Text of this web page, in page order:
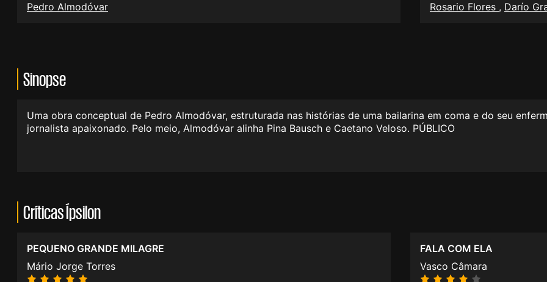
Pedro Almodóvar Rosario Flores , Darío
Sinopse
Uma obra conceptual de Pedro Almodóvar, estruturada nas histórias de uma bailarina em coma e do seu
jornalista apaixonado. Pelo meio, Almodóvar alinha Pina Bausch e Caetano Veloso. PÚBLICO
Críticas Ípsilon
PEQUENO GRANDE MILAGRE
Mário Jorge Torres
FALA COM ELA
Vasco Câmara